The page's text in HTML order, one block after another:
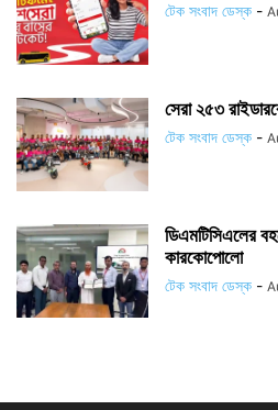
টেক সংবাদ ডেস্ক -
সেরা ২৫৩
টেক সংবাদ ডেস্ক -
ডিএমটিসিএলের
কারকোপোলো
টেক সংবাদ ডেস্ক -